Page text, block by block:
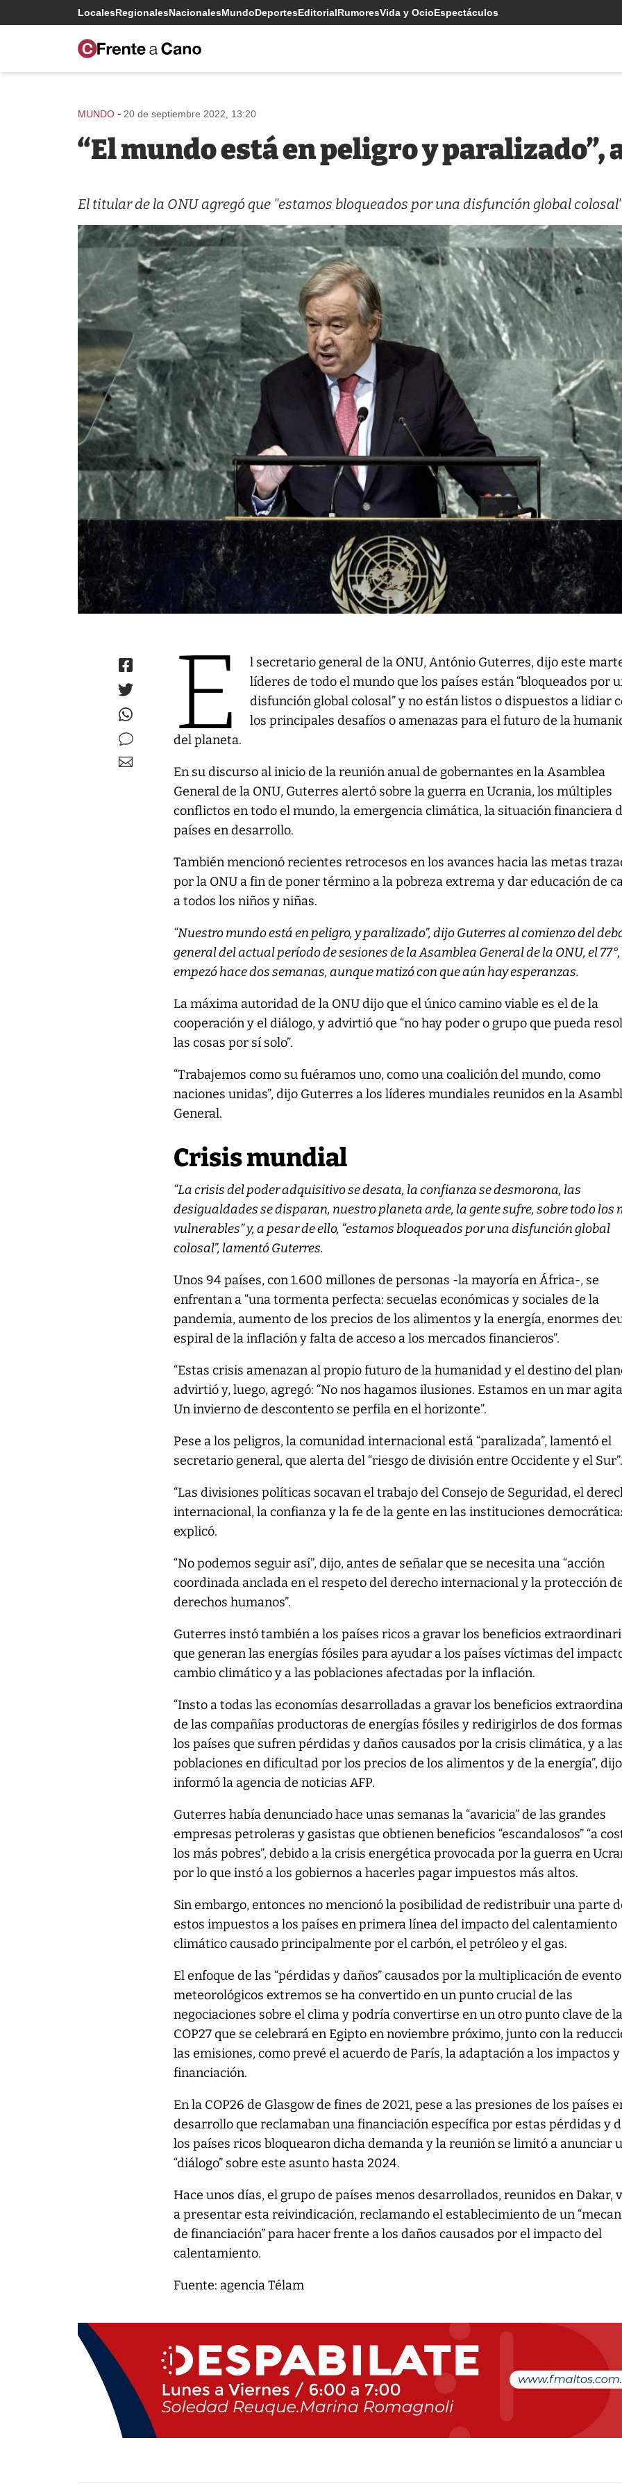
LocalesRegionalesNacionalesMundoDeportesEditorialRumoresVida y OcioEspectáculos
MUNDO - 20 de septiembre 2022, 13:20
“El mundo está en peligro y
El titular de la ONU agregó que "estamos bloqueados por una disfunción global
E
l secretario general de la ONU, António Guterres, dijo este
líderes de todo el mundo que los países están “bloqueados por
disfunción global colosal” y no están listos o dispuestos a lidiar
los principales desafíos o amenazas para el futuro de la
del planeta.
En su discurso al inicio de la reunión anual de gobernantes en la Asamblea
General de la ONU, Guterres alertó sobre la guerra en Ucrania, los múltiples
conflictos en todo el mundo, la emergencia climática, la situación financiera
países en desarrollo.
También mencionó recientes retrocesos en los avances hacia las metas
por la ONU a fin de poner término a la pobreza extrema y dar educación de
a todos los niños y niñas.
“Nuestro mundo está en peligro, y paralizado”, dijo Guterres al comienzo del
general del actual período de sesiones de la Asamblea General de la ONU, el
empezó hace dos semanas, aunque matizó con que aún hay esperanzas.
La máxima autoridad de la ONU dijo que el único camino viable es el de la
cooperación y el diálogo, y advirtió que “no hay poder o grupo que pueda
las cosas por sí solo”.
“Trabajemos como su fuéramos uno, como una coalición del mundo, como
naciones unidas”, dijo Guterres a los líderes mundiales reunidos en la
General.
Crisis mundial
“La crisis del poder adquisitivo se desata, la confianza se desmorona, las
desigualdades se disparan, nuestro planeta arde, la gente sufre, sobre todo los
vulnerables” y, a pesar de ello, “estamos bloqueados por una disfunción global
colosal”, lamentó Guterres.
Unos 94 países, con 1.600 millones de personas -la mayoría en África-, se
enfrentan a “una tormenta perfecta: secuelas económicas y sociales de la
pandemia, aumento de los precios de los alimentos y la energía, enormes
espiral de la inflación y falta de acceso a los mercados financieros”.
“Estas crisis amenazan al propio futuro de la humanidad y el destino del
advirtió y, luego, agregó: “No nos hagamos ilusiones. Estamos en un mar
Un invierno de descontento se perfila en el horizonte”.
Pese a los peligros, la comunidad internacional está “paralizada”, lamentó el
secretario general, que alerta del “riesgo de división entre Occidente y el Sur”.
“Las divisiones políticas socavan el trabajo del Consejo de Seguridad, el
internacional, la confianza y la fe de la gente en las instituciones
explicó.
“No podemos seguir así”, dijo, antes de señalar que se necesita una “acción
coordinada anclada en el respeto del derecho internacional y la protección
derechos humanos”.
Guterres instó también a los países ricos a gravar los beneficios
que generan las energías fósiles para ayudar a los países víctimas del
cambio climático y a las poblaciones afectadas por la inflación.
“Insto a todas las economías desarrolladas a gravar los beneficios
de las compañías productoras de energías fósiles y redirigirlos de dos
los países que sufren pérdidas y daños causados por la crisis climática, y a
poblaciones en dificultad por los precios de los alimentos y de la energía”,
informó la agencia de noticias AFP.
Guterres había denunciado hace unas semanas la “avaricia” de las grandes
empresas petroleras y gasistas que obtienen beneficios “escandalosos” “a
los más pobres”, debido a la crisis energética provocada por la guerra en
por lo que instó a los gobiernos a hacerles pagar impuestos más altos.
Sin embargo, entonces no mencionó la posibilidad de redistribuir una parte
estos impuestos a los países en primera línea del impacto del calentamiento
climático causado principalmente por el carbón, el petróleo y el gas.
El enfoque de las “pérdidas y daños” causados por la multiplicación de
meteorológicos extremos se ha convertido en un punto crucial de las
negociaciones sobre el clima y podría convertirse en un otro punto clave de la
COP27 que se celebrará en Egipto en noviembre próximo, junto con la
las emisiones, como prevé el acuerdo de París, la adaptación a los impactos
financiación.
En la COP26 de Glasgow de fines de 2021, pese a las presiones de los países
desarrollo que reclamaban una financiación específica por estas pérdidas y
los países ricos bloquearon dicha demanda y la reunión se limitó a anunciar
“diálogo” sobre este asunto hasta 2024.
Hace unos días, el grupo de países menos desarrollados, reunidos en Dakar,
a presentar esta reivindicación, reclamando el establecimiento de un
de financiación” para hacer frente a los daños causados por el impacto del
calentamiento.
Fuente: agencia Télam